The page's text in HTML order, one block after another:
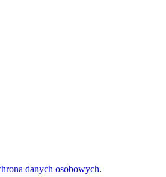
danych osobowych.